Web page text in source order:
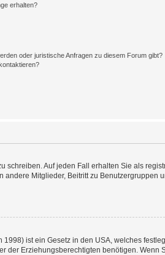
erhalten?
oder juristische Anfragen zu diesem Forum gibt?
schreiben. Auf jeden Fall erhalten Sie als
andere Mitglieder, Beitritt zu Benutzergruppen
ist ein Gesetz in den USA, welches
der Erziehungsberechtigten benötigen. Wenn